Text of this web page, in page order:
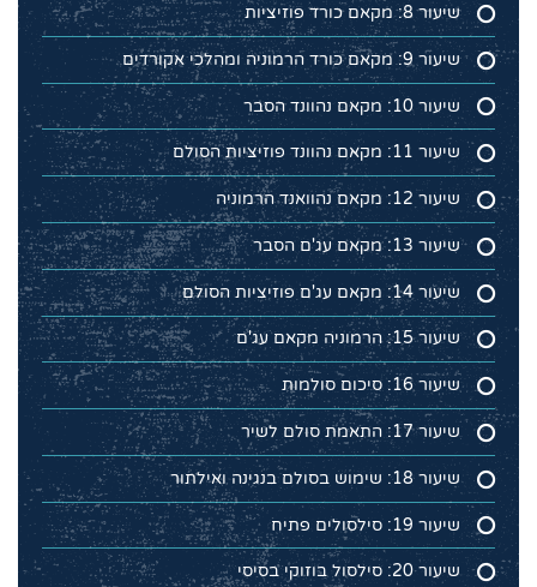
שיעור 8: מקאם כורד פוזיציות
שיעור 9: מקאם כורד הרמוניה ומהלכי אקורדים
שיעור 10: מקאם נהוונד הסבר
שיעור 11: מקאם נהוונד פוזיציות הסולם
שיעור 12: מקאם נהוואנד הרמוניה
שיעור 13: מקאם עג'ם הסבר
שיעור 14: מקאם עג'ם פוזיציות הסולם
שיעור 15: הרמוניה מקאם עג'ם
שיעור 16: סיכום סולמות
שיעור 17: התאמת סולם לשיר
שיעור 18: שימוש בסולם בנגינה ואילתור
שיעור 19: סילסולים פתיח
שיעור 20: סילסול בוזוקי בסיסי